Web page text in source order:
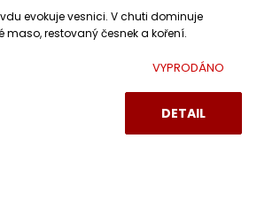
VYPRODÁNO
DETAIL
evokuje vesnici. V chuti dominuje
maso, restovaný česnek a koření.